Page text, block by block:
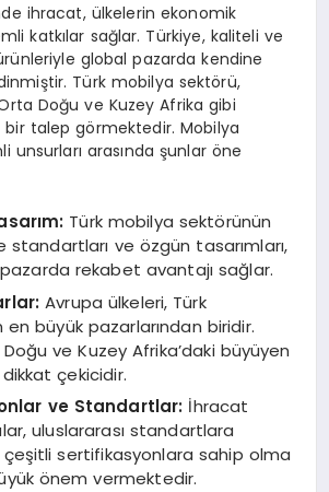
ihracat, ülkelerin ekonomik
katkılar sağlar. Türkiye, kaliteli ve
global pazarda kendine
Türk mobilya sektörü,
Doğu ve Kuzey Afrika gibi
talep görmektedir. Mobilya
unsurları arasında şunlar öne
Türk mobilya sektörünün
standartları ve özgün tasarımları,
pazarda rekabet avantajı sağlar.
Avrupa ülkeleri, Türk
en büyük pazarlarından biridir.
ve Kuzey Afrika’daki büyüyen
çekicidir.
ve Standartlar: İhracat
uluslararası standartlara
çeşitli sertifikasyonlara sahip olma
önem vermektedir.